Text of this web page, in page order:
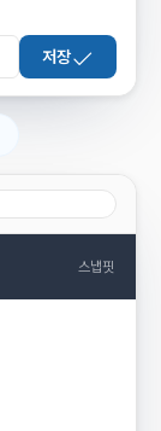
저장
스냅핏